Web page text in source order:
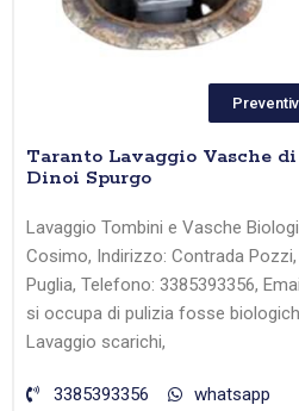
Taranto Lavaggio Vasche
Dinoi Spurgo
Lavaggio Tombini e Vasche
Cosimo, Indirizzo: Contrada
Puglia, Telefono: 3385393356,
si occupa di pulizia fosse
Lavaggio scarichi,
3385393356
whatsapp